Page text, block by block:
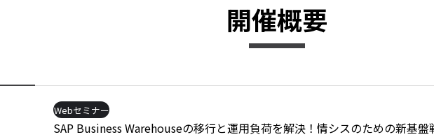
開催概要
Webセミナー
SAP Business Warehouseの移行と運用負荷を解決！情シスのための新基盤